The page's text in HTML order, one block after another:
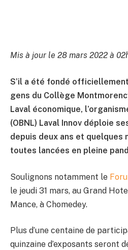
Mis à jour le 28 mars 2022 à
S’il a été fondé
gens du Collège
Laval économique,
(OBNL) Laval Innov déploie
depuis deux ans et quelques
toutes lancées en pleine
Soulignons notamment le
le jeudi 31 mars, au Grand
Mance, à Chomedey.
Plus d’une centaine de
quinzaine d’exposants seront